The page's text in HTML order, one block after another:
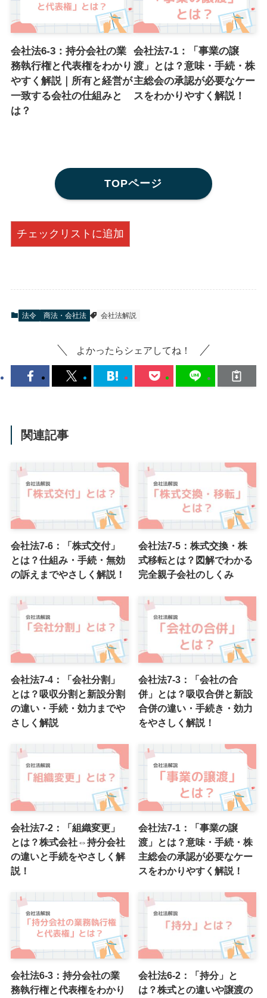
会社法6-3：持分会社の業
務執行権と代表権をわかり
やすく解説｜所有と経営が
一致する会社の仕組みと
は？
会社法7-1：「事業の譲
渡」とは？意味・手続・株
主総会の承認が必要なケー
スをわかりやすく解説！
TOPページ
チェックリストに追加
法令 商法・会社法 会社法解説
よかったらシェアしてね！
関連記事
会社法7-6：「株式交付」
とは？仕組み・手続・無効
の訴えまでやさしく解説！
会社法7-5：株式交換・株
式移転とは？図解でわかる
完全親子会社のしくみ
会社法7-4：「会社分割」
とは？吸収分割と新設分割
の違い・手続・効力までや
さしく解説
会社法7-3：「会社の合
併」とは？吸収合併と新設
合併の違い・手続き・効力
をやさしく解説！
会社法7-2：「組織変更」
とは？株式会社⇔持分会社
の違いと手続をやさしく解
説！
会社法7-1：「事業の譲
渡」とは？意味・手続・株
主総会の承認が必要なケー
スをわかりやすく解説！
会社法6-3：持分会社の業
務執行権と代表権をわかり
会社法6-2：「持分」と
は？株式との違いや譲渡の